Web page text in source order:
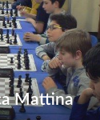
Mattina